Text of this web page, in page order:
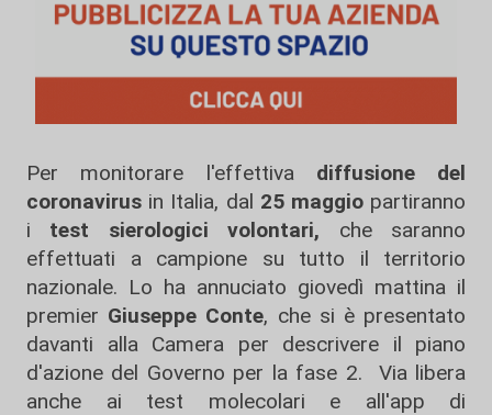
Per monitorare l'effettiva diffusione del
coronavirus in Italia, dal 25 maggiopartiranno
i test sierologici volontari, che saranno
effettuati a campione su tutto il territorio
nazionale. Lo ha annuciato giovedì mattina il
premier Giuseppe Conte, che si è presentato
davanti alla Camera per descrivere il piano
d'azione del Governo per la fase 2. Via libera
anche ai test molecolari e all'app di